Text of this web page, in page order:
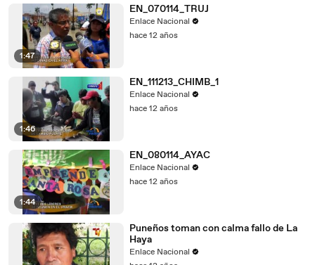
1:47
EN_070114_TRUJ
Enlace Nacional
hace 12 años
1:46
EN_111213_CHIMB_1
Enlace Nacional
hace 12 años
1:44
EN_080114_AYAC
Enlace Nacional
hace 12 años
Puneños toman con calma fallo de La
Haya
Enlace Nacional